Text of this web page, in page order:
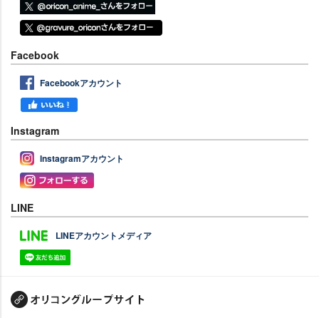
Facebook
Facebookアカウント
Instagram
Instagramアカウント
LINE
LINEアカウントメディア